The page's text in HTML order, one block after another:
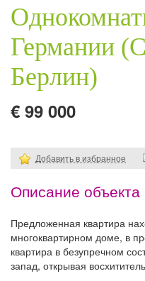
Германии
Берлин)
€ 99 000
Добавить в избранное
Описание объекта
Предложенная квартира
многоквартирном доме, в
квартира в безупречном
запад, открывая